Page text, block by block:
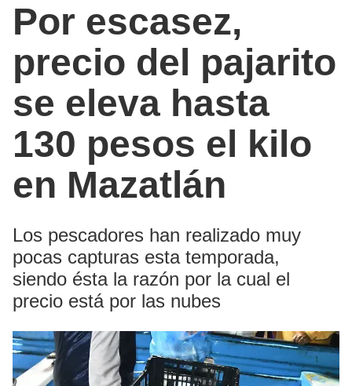
Por escasez,
precio del pajarito
se eleva hasta
130 pesos el kilo
en Mazatlán
Los pescadores han realizado muy
pocas capturas esta temporada,
siendo ésta la razón por la cual el
precio está por las nubes